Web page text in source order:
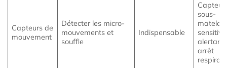
Capteurs de
mouvement
Détecter les micro-
mouvements et
souffle
Indispensable
Capteur
sous-
matelas
sensitive
alertant
arrêt